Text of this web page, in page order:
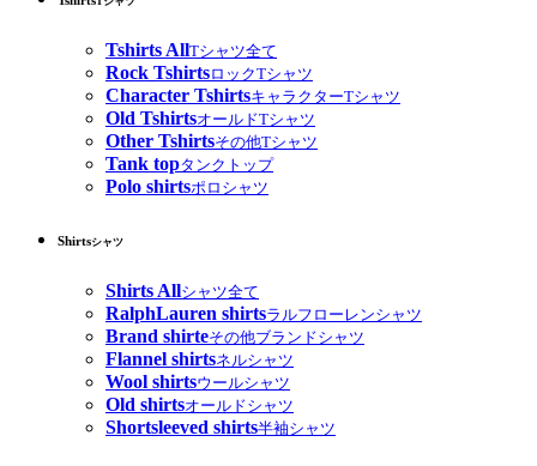
Tshirts AllTシャツ全て
Rock TshirtsロックTシャツ
Character TshirtsキャラクターTシャツ
Old TshirtsオールドTシャツ
Other Tshirtsその他Tシャツ
Tank topタンクトップ
Polo shirtsポロシャツ
Shirtsシャツ
Shirts Allシャツ全て
RalphLauren shirtsラルフローレンシャツ
Brand shirteその他ブランドシャツ
Flannel shirtsネルシャツ
Wool shirtsウールシャツ
Old shirtsオールドシャツ
Shortsleeved shirts半袖シャツ